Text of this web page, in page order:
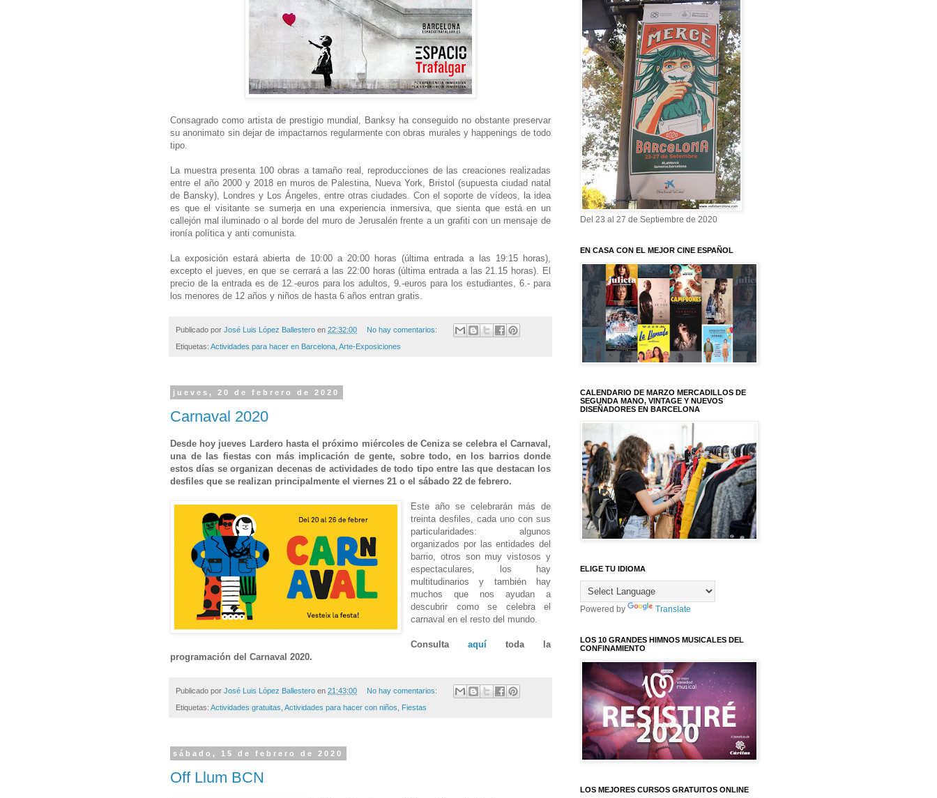
Consagrado como artista de prestigio mundial, Banksy ha conseguido no obstante preservar
su anonimato sin dejar de impactarnos regularmente con obras murales y happenings de todo
tipo.
La muestra presenta 100 obras a tamaño real, reproducciones de las creaciones realizadas
entre el año 2000 y 2018 en muros de Palestina, Nueva York, Bristol (supuesta ciudad natal
de Bansky), Londres y Los Ángeles, entre otras ciudades. Con el soporte de vídeos, la idea
es que el visitante se sumerja en una experiencia inmersiva, que sienta que está en un
callejón mal iluminado o al borde del muro de Jerusalén frente a un grafiti con un mensaje de
ironía política y anti comunista.
La exposición estará abierta de 10:00 a 20:00 horas (última entrada a las 19:15 horas),
excepto el jueves, en que se cerrará a las 22:00 horas (última entrada a las 21.15 horas). El
precio de la entrada es de 12.-euros para los adultos, 9.-euros para los estudiantes, 6.- para
los menores de 12 años y niños de hasta 6 años entran gratis.
Publicado por José Luis López Ballestero en 22:32:00 No hay comentarios:
Etiquetas: Actividades para hacer en Barcelona Arte-Exposiciones
jueves, 20 de febrero de 2020
Carnaval 2020
Desde hoy jueves Lardero hasta el próximo miércoles de Ceniza se celebra el Carnaval,
una de las fiestas con más implicación de gente, sobre todo, en los barrios donde
estos días se organizan decenas de actividades de todo tipo entre las que destacan los
desfiles que se realizan principalmente el viernes 21 o el sábado 22 de febrero.
Este año se celebrarán más de
treinta desfiles, cada uno con sus
particularidades: algunos
organizados por las entidades del
barrio, otros son muy vistosos y
espectaculares, los hay
multitudinarios y también hay
muchos que nos ayudan a
descubrir como se celebra el
carnaval en el resto del mundo.
Consultaaquí toda la
programación del Carnaval 2020.
Publicado por José Luis López Ballestero en 21:43:00 No hay comentarios:
Etiquetas: Actividades gratuitas Actividades para hacer con niños Fiestas
sábado, 15 de febrero de 2020
Off Llum BCN
Del 23 al 27 de Septiembre de 2020
EN CASA CON EL MEJOR CINE ESPAÑOL
CALENDARIO DE MARZO MERCADILLOS DE
SEGUNDA MANO, VINTAGE Y NUEVOS
DISEÑADORES EN BARCELONA
ELIGE TU IDIOMA
Powered by Translate
LOS 10 GRANDES HIMNOS MUSICALES DEL
CONFINAMIENTO
LOS MEJORES CURSOS GRATUITOS ONLINE